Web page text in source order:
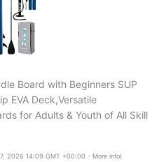
Board with Beginners SUP
EVA Deck,Versatile
for Adults & Youth of All Skill
7, 2026 14:09 GMT +00:00 - More info)